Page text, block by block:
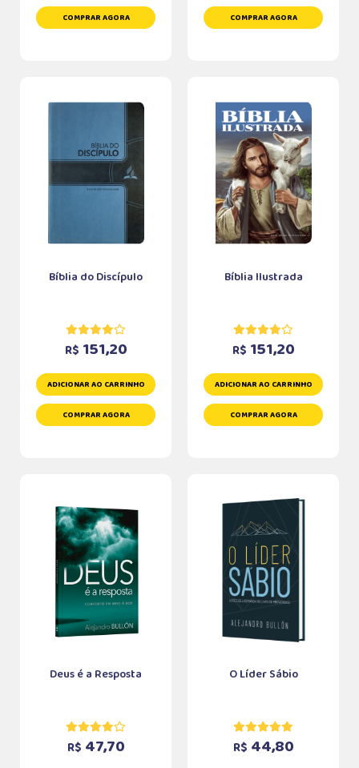
COMPRAR AGORA COMPRAR AGORA
Bíblia do Discípulo
R$ 151,20
ADICIONAR AO CARRINHO
COMPRAR AGORA
Bíblia Ilustrada
R$ 151,20
ADICIONAR AO CARRINHO
COMPRAR AGORA
Deus é a Resposta
R$ 47,70
O Líder Sábio
R$ 44,80